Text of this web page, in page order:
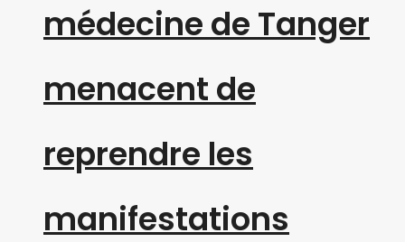
médecine de Tanger
menacent de
reprendre les
manifestations